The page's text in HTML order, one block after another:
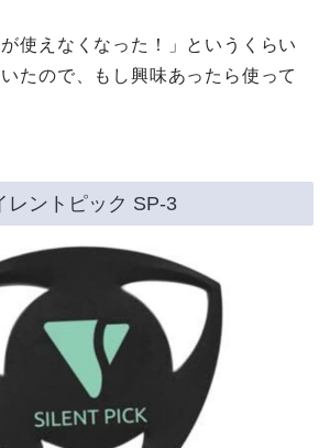
が使えなくなった！」というくらい
たので、もし興味あったら使って
レントピック SP-3